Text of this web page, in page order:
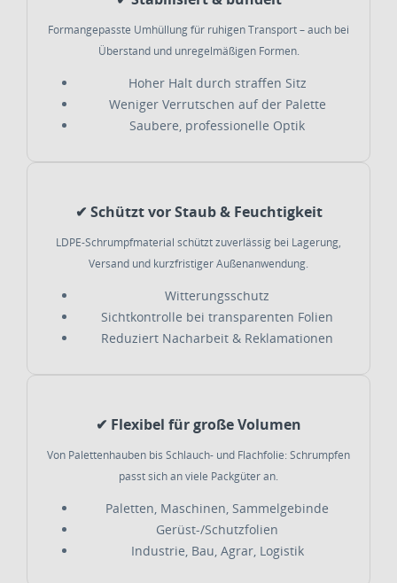
Formangepasste Umhüllung für ruhigen Transport – auch bei
Überstand und unregelmäßigen Formen.
Hoher Halt durch straffen Sitz
Weniger Verrutschen auf der Palette
Saubere, professionelle Optik
✔ Schützt vor Staub & Feuchtigkeit
LDPE-Schrumpfmaterial schützt zuverlässig bei Lagerung,
Versand und kurzfristiger Außenanwendung.
Witterungsschutz
Sichtkontrolle bei transparenten Folien
Reduziert Nacharbeit & Reklamationen
✔ Flexibel für große Volumen
Von Palettenhauben bis Schlauch- und Flachfolie: Schrumpfen
passt sich an viele Packgüter an.
Paletten, Maschinen, Sammelgebinde
Gerüst-/Schutzfolien
Industrie, Bau, Agrar, Logistik